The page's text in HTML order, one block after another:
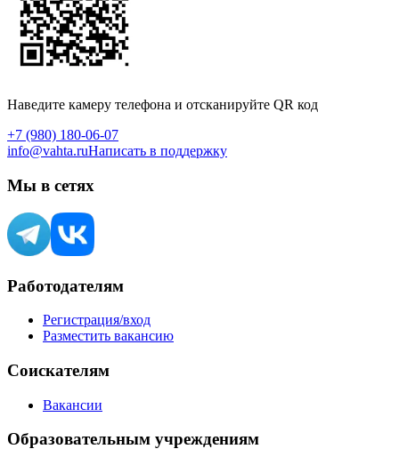
Наведите камеру телефона и отсканируйте QR код
+7 (980) 180-06-07
info@vahta.ruНаписать в поддержку
Мы в сетях
Работодателям
Регистрация/вход
Разместить вакансию
Соискателям
Вакансии
Образовательным учреждениям